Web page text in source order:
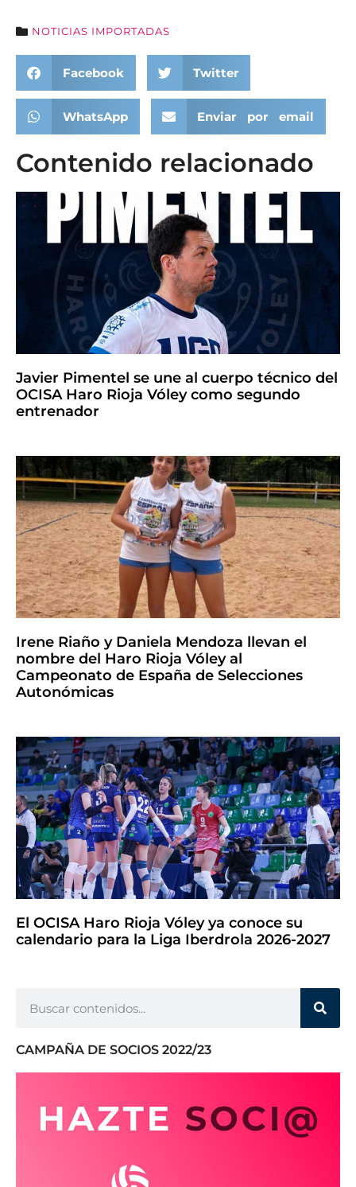
NOTICIAS IMPORTADAS
Facebook Twitter
WhatsApp Enviar por email
Contenido relacionado
Javier Pimentel se une al cuerpo técnico del
OCISA Haro Rioja Vóley como segundo
entrenador
Irene Riaño y Daniela Mendoza llevan el
nombre del Haro Rioja Vóley al
Campeonato de España de Selecciones
Autonómicas
El OCISA Haro Rioja Vóley ya conoce su
calendario para la Liga Iberdrola 2026-2027
CAMPAÑA DE SOCIOS 2022/23